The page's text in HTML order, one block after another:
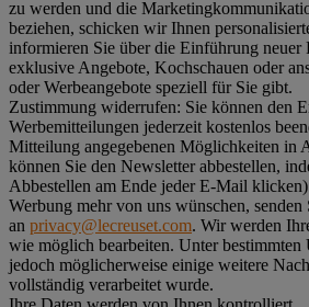
zu werden und die
beziehen, schicken wir Ihnen
informieren Sie über die Einführung neuer
exklusive Angebote, Kochschauen oder
oder Werbeangebote speziell für Sie gibt.
Zustimmung widerrufen: Sie können den
Werbemitteilungen jederzeit kostenlos
Mitteilung angegebenen Möglichkeiten in
können Sie den Newsletter abbestellen,
Abbestellen am Ende jeder E-Mail
Werbung mehr von uns wünschen,
an privacy@lecreuset.com. Wir werden
wie möglich bearbeiten. Unter bestimmten
jedoch möglicherweise einige weitere
vollständig verarbeitet wurde.